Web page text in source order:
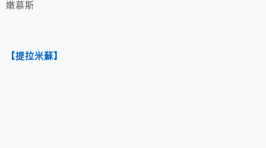
【提拉米蘇】